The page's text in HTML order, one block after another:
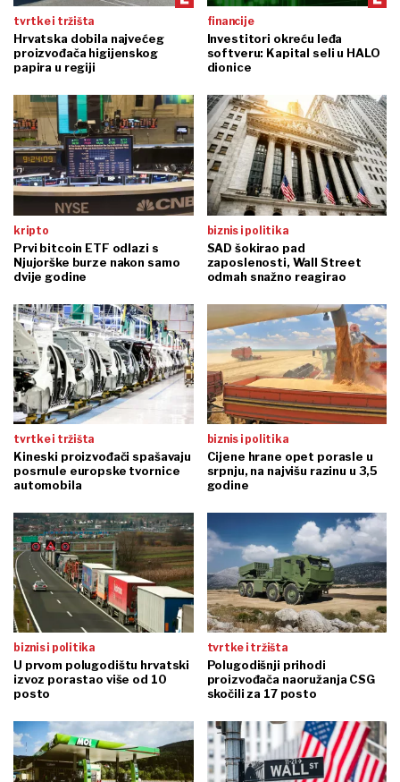
tvrtke i tržišta
Hrvatska dobila najvećeg
proizvođača higijenskog
papira u regiji
financije
Investitori okreću leđa
softveru: Kapital seli u HALO
dionice
kripto
Prvi bitcoin ETF odlazi s
Njujorške burze nakon samo
dvije godine
biznis i politika
SAD šokirao pad
zaposlenosti, Wall Street
odmah snažno reagirao
tvrtke i tržišta
Kineski proizvođači spašavaju
posrnule europske tvornice
automobila
biznis i politika
Cijene hrane opet porasle u
srpnju, na najvišu razinu u 3,5
godine
biznis i politika
U prvom polugodištu hrvatski
izvoz porastao više od 10
posto
tvrtke i tržišta
Polugodišnji prihodi
proizvođača naoružanja CSG
skočili za 17 posto